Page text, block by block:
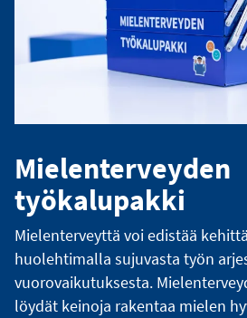
Mielenterveyden
työkalupakki
Mielenterveyttä voi edistää
huolehtimalla sujuvasta työn
vuorovaikutuksesta.
löydät keinoja rakentaa mielen